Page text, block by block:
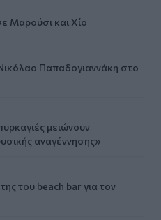
Μαρούσι και Χίο
Παπαδογιαννάκη στο
μειώνουν
αναγέννησης»
του beach bar για τον